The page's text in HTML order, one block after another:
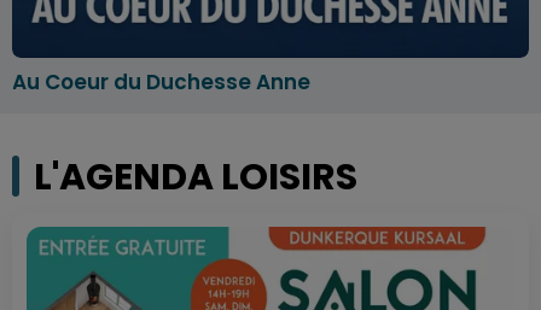
Au Coeur du Duchesse Anne
L'AGENDA LOISIRS